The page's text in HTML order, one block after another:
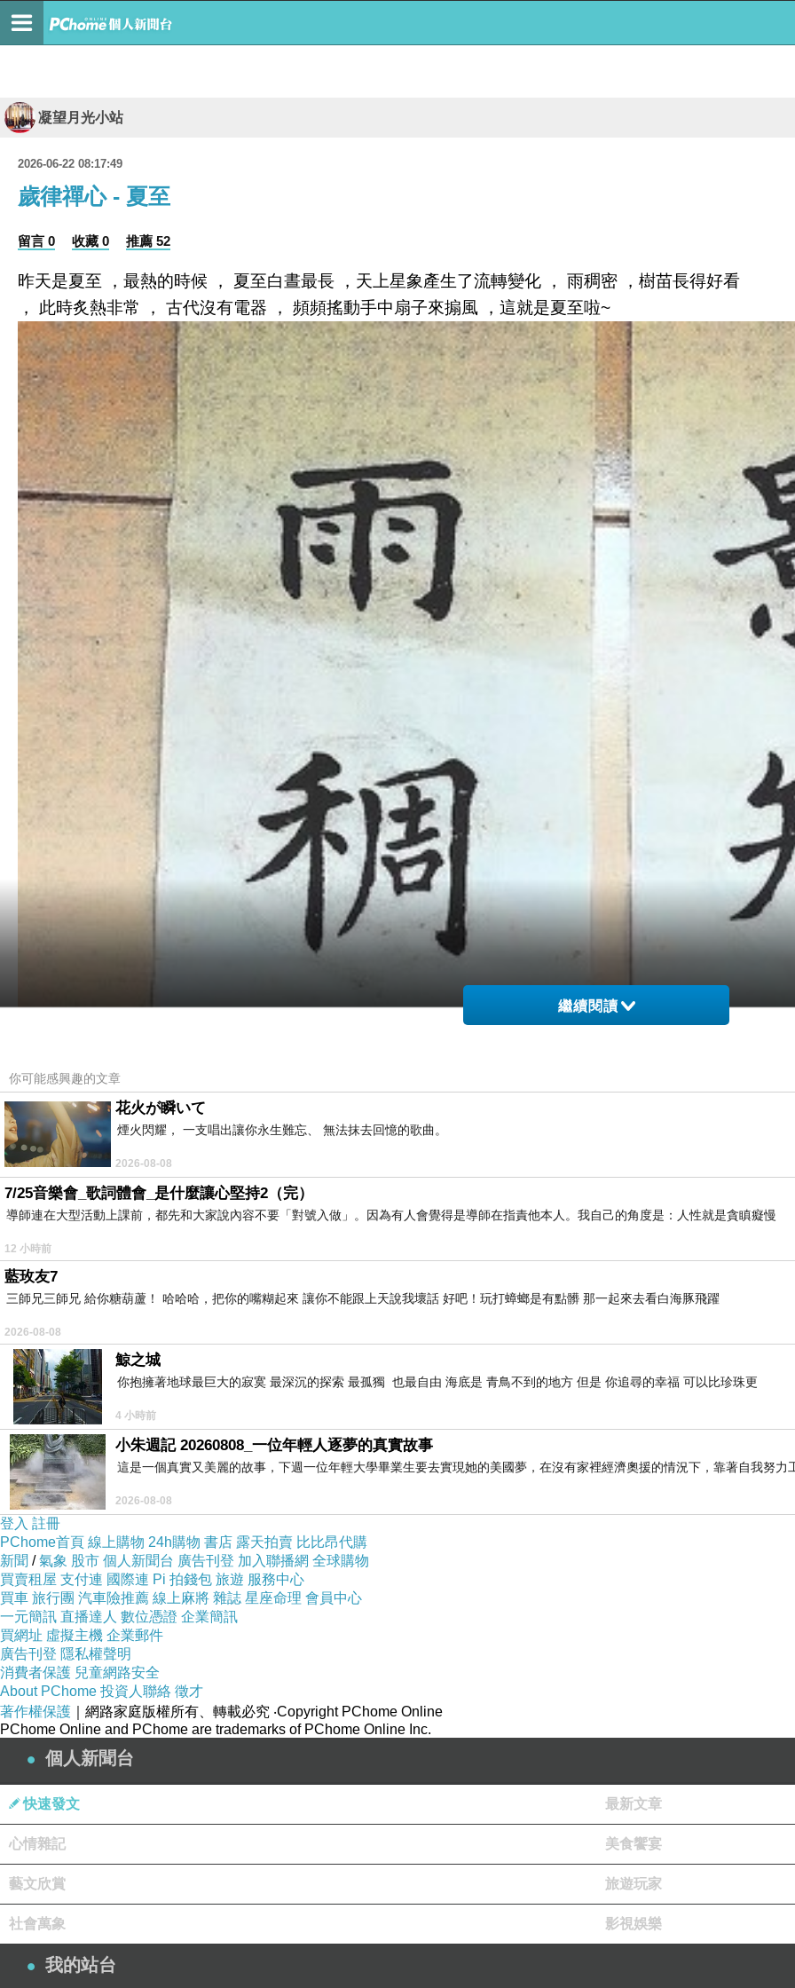
凝望月光小站
2026-06-22 08:17:49
歲律禪心 - 夏至
留言 0 收藏 0 推薦 52
昨天是夏至 ，最熱的時候 ， 夏至白晝最長 ，天上星象產生了流轉變化 ， 雨稠密 ，樹苗長得好看
， 此時炙熱非常 ， 古代沒有電器 ， 頻頻搖動手中扇子來搧風 ，這就是夏至啦~
繼續閱讀
你可能感興趣的文章
花火が瞬いて
煙火閃耀， 一支唱出讓你永生難忘、 無法抹去回憶的歌曲。
2026-08-08
7/25音樂會_歌詞體會_是什麼讓心堅持2（完）
導師連在大型活動上課前，都先和大家說內容不要「對號入做」。因為有人會覺得是導師在指責他本人。我自己的角度是：人性就是貪瞋癡慢
12 小時前
藍玫友7
三師兄三師兄 給你糖葫蘆！ 哈哈哈，把你的嘴糊起來 讓你不能跟上天說我壞話 好吧！玩打蟑螂是有點髒 那一起來去看白海豚飛躍
2026-08-08
鯨之城
你抱擁著地球最巨大的寂寞 最深沉的探索 最孤獨 也最自由 海底是 青鳥不到的地方 但是 你追尋的幸福 可以比珍珠更
4 小時前
小朱週記 20260808_一位年輕人逐夢的真實故事
這是一個真實又美麗的故事，下週一位年輕大學畢業生要去實現她的美國夢，在沒有家裡經濟奧援的情況下，靠著自我努力
2026-08-08
登入 註冊
PChome首頁 線上購物 24h購物 書店 露天拍賣 比比昂代購
新聞 /氣象 股市 個人新聞台 廣告刊登 加入聯播網 全球購物
買賣租屋 支付連 國際連 Pi 拍錢包 旅遊 服務中心
買車 旅行團 汽車險推薦 線上麻將 雜誌 星座命理 會員中心
一元簡訊 直播達人 數位憑證 企業簡訊
買網址 虛擬主機 企業郵件
廣告刊登 隱私權聲明
消費者保護 兒童網路安全
About PChome 投資人聯絡 徵才
著作權保護 ｜網路家庭版權所有、轉載必究 ‧Copyright PChome Online
PChome Online and PChome are trademarks of PChome Online Inc.
個人新聞台
快速發文 最新文章
心情雜記 美食饗宴
藝文欣賞 旅遊玩家
社會萬象 影視娛樂
我的站台